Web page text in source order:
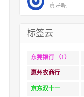
真好呢
标签云
东莞银行 （1）
惠州农商行
（1）
京东双十一